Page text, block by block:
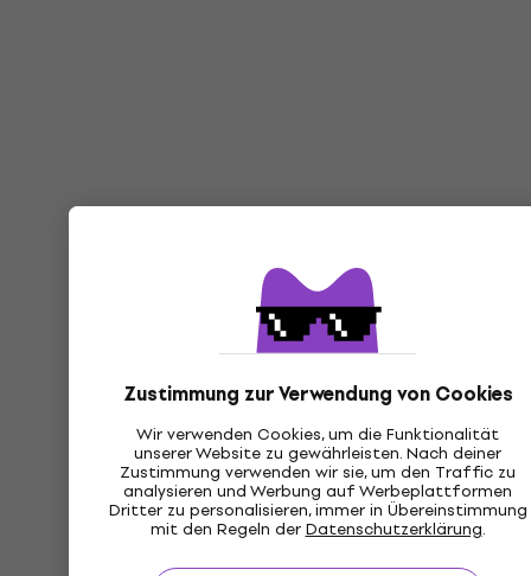
Zustimmung zur Verwendung von Cookies
Wir verwenden Cookies, um die Funktionalität
unserer Website zu gewährleisten. Nach deiner
Zustimmung verwenden wir sie, um den Traffic zu
analysieren und Werbung auf Werbeplattformen
Dritter zu personalisieren, immer in Übereinstimmung
mit den Regeln derDatenschutzerklärung.